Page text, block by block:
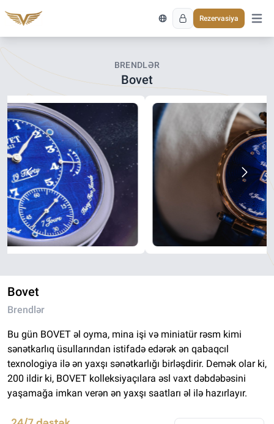
Rezervasiya
Əsas
BRENDLƏR
Bovet
Bovet
Brendlər
Bu gün BOVET əl oyma, mina işi və miniatür rəsm kimi
sənətkarlıq üsullarından istifadə edərək ən qabaqcıl
texnologiya ilə ən yaxşı sənətkarlığı birləşdirir. Demək olar ki,
200 ildir ki, BOVET kolleksiyaçılara əsl vaxt dəbdəbəsini
yaşamağa imkan verən ən yaxşı saatları əl ilə hazırlayır.